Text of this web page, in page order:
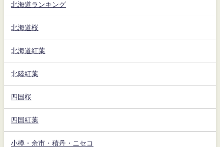
北海道ランキング
北海道桜
北海道紅葉
北陸紅葉
四国桜
四国紅葉
小樽・余市・積丹・ニセコ